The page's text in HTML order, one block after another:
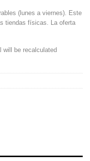
(lunes a viernes). Este
tiendas físicas. La oferta
will be recalculated